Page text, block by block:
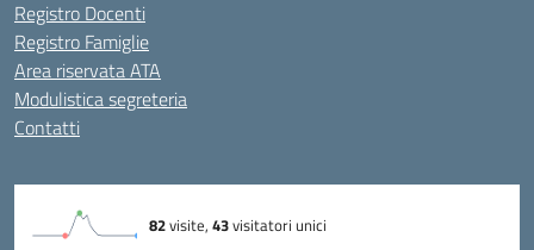
Registro Docenti
Registro Famiglie
Area riservata ATA
Modulistica segreteria
Contatti